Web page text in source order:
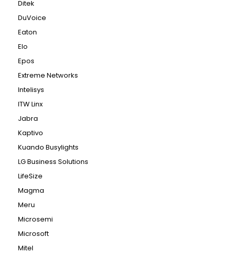
Ditek
DuVoice
Eaton
Elo
Epos
Extreme Networks
Intelisys
ITW Linx
Jabra
Kaptivo
Kuando Busylights
LG Business Solutions
LifeSize
Magma
Meru
Microsemi
Microsoft
Mitel